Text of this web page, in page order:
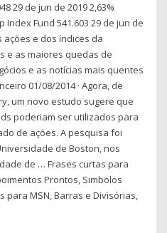
29 de jun de 2019 2,63%
Index Fund 541.603 29 de jun de
ações e dos índices da
e as maiores quedas de
e as notícias mais quentes
01/08/2014 · Agora, de
um novo estudo sugere que
poderiam ser utilizados para
de ações. A pesquisa foi
de Boston, nos
de … Frases curtas para
Prontos, Simbolos
para MSN, Barras e Divisórias,